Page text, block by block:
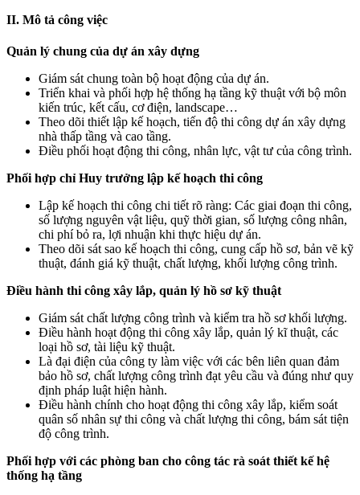
II. Mô tả công việc
Quản lý chung của dự án xây dựng
Giám sát chung toàn bộ hoạt động của dự án.
Triển khai và phối hợp hệ thống hạ tầng kỹ thuật với bộ môn
kiến trúc, kết cấu, cơ điện, landscape…
Theo dõi thiết lập kế hoạch, tiến độ thi công dự án xây dựng
nhà thấp tầng và cao tầng.
Điều phối hoạt động thi công, nhân lực, vật tư của công trình.
Phối hợp chỉ Huy trưởng lập kế hoạch thi công
Lập kế hoạch thi công chi tiết rõ ràng: Các giai đoạn thi công,
số lượng nguyên vật liệu, quỹ thời gian, số lượng công nhân,
chi phí bỏ ra, lợi nhuận khi thực hiệu dự án.
Theo dõi sát sao kế hoạch thi công, cung cấp hồ sơ, bản vẽ kỹ
thuật, đánh giá kỹ thuật, chất lượng, khối lượng công trình.
Điều hành thi công xây lắp, quản lý hồ sơ kỹ thuật
Giám sát chất lượng công trình và kiểm tra hồ sơ khối lượng.
Điều hành hoạt động thi công xây lắp, quản lý kĩ thuật, các
loại hồ sơ, tài liệu kỹ thuật.
Là đại điện của công ty làm việc với các bên liên quan đảm
bảo hồ sơ, chất lượng công trình đạt yêu cầu và đúng như quy
định pháp luật hiện hành.
Điều hành chính cho hoạt động thi công xây lắp, kiểm soát
quân số nhân sự thi công và chất lượng thi công, bám sát tiện
độ công trình.
Phối hợp với các phòng ban cho công tác rà soát thiết kế hệ
thống hạ tầng